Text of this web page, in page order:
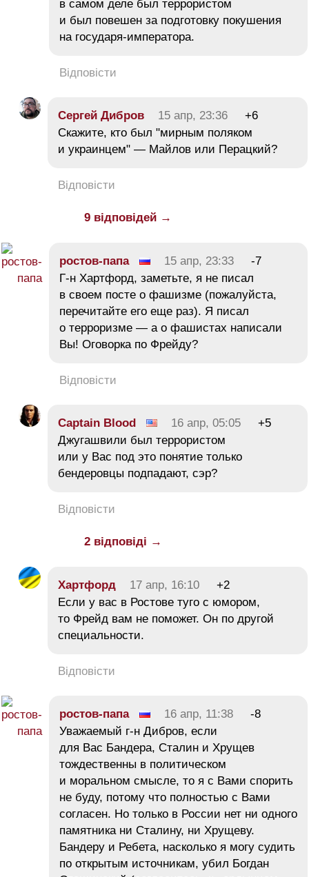
в самом деле был террористом
и был повешен за подготовку покушения
на государя-императора.
Відповісти
Сергей Дибров 15 апр, 23:36
+6
Скажите, кто был "мирным поляком
и украинцем" — Майлов или Перацкий?
Відповісти
9 відповідей →
ростов-папа 15 апр, 23:33
-7
Г-н Хартфорд, заметьте, я не писал
в своем посте о фашизме (пожалуйста,
перечитайте его еще раз). Я писал
о терроризме — а о фашистах написали
Вы! Оговорка по Фрейду?
Відповісти
Captain Blood 16 апр, 05:05
+5
Джугашвили был террористом
или у Вас под это понятие только
бендеровцы подпадают, сэр?
Відповісти
2 відповіді →
Хартфорд 17 апр, 16:10
+2
Если у вас в Ростове туго с юмором,
то Фрейд вам не поможет. Он по другой
специальности.
Відповісти
ростов-папа 16 апр, 11:38
-8
Уважаемый г-н Дибров, если
для Вас Бандера, Сталин и Хрущев
тождественны в политическом
и моральном смысле, то я с Вами спорить
не буду, потому что полностью с Вами
согласен. Но только в России нет ни одного
памятника ни Сталину, ни Хрущеву.
Бандеру и Ребета, насколько я могу судить
по открытым источникам, убил Богдан